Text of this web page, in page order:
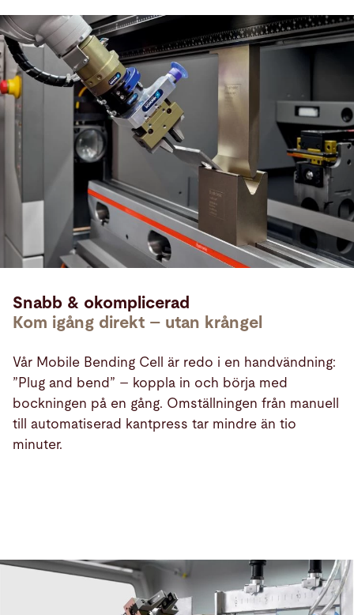
Snabb & okomplicerad
Kom igång direkt – utan krångel
Vår Mobile Bending Cell är redo i en handvändning:
”Plug and bend” – koppla in och börja med
bockningen på en gång. Omställningen från manuell
till automatiserad kantpress tar mindre än tio
minuter.